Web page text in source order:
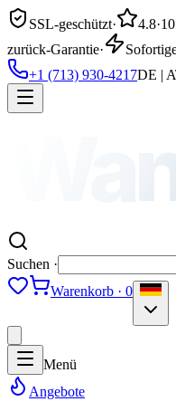
SSL-geschützt· 4.8·
zurück-Garantie·
+1 (713) 930-4217DE |
Suchen ·
Warenkorb · 0
Menü
Angebote